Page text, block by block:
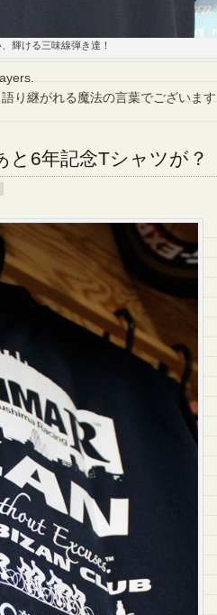
輝ける三味線弾き達！
り継がれる魔法の言葉でございます
と6年記念Tシャツが？